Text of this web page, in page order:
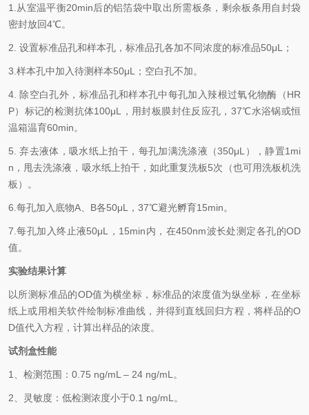
1. 从室温平衡20min后的铝箔袋中取出所需板条，剩余板条用自封袋
密封放回4℃。
2. 设置标准品孔和样本孔，标准品孔各加不同浓度的标准品50μL；
3. 样本孔中加 入待测样本50μL；空白孔不加。
4.
除空白孔外，标准品孔和样本孔中每孔加入辣根过氧化物酶（HR
P）标记的检测抗体100μL，用封板膜封住反应孔，37℃水浴锅或恒
温箱温育60min。
5. 弃去液体，吸水纸上拍干，每孔加满洗涤液 （350μL ）
，静置1mi
n，甩去洗涤液，吸水纸上拍干，如此重复洗板5次（也可用洗板机洗
板）。
6. 每孔加入底物A、B各50μL，37℃避光孵育15min。
7. 每孔加入终止液50μL，15min内，在450nm波长处测定各孔的OD
值。
实验结果计算
以所测标准品的OD值为横坐标， 标准品的浓度值为纵坐标，在坐标
纸上或用相关软件绘制标准曲线 ，并得到直线回归方程 ，将样品的O
D值代入方程，计算出样品的浓度。
试剂盒性能
1、 检测范围 ： 0.75 ng/mL – 24 ng/mL 。
2、 灵敏度：低检测浓度小于0.1 ng/mL 。